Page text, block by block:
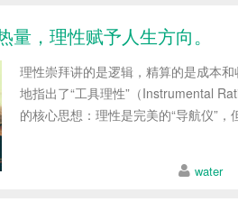
量，理性赋予人生方向。
理性崇拜讲的是逻辑，精算的是成本
地指出了“工具理性”（Instrumental
的核心思想：理性是完美的“导航仪”
water